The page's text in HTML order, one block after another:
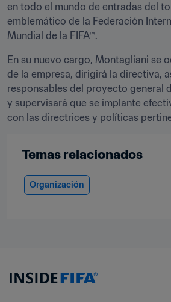
en todo el mundo de entradas del
emblemático de la Federación
Mundial de la FIFA™.
En su nuevo cargo, Montagliani se
de la empresa, dirigirá la directiva,
responsables del proyecto general
y supervisará que se implante
con las directrices y políticas
Temas relacionados
Organización